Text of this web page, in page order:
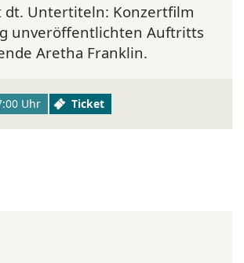
dt. Untertiteln: Konzertfilm
unveröffentlichten Auftritts
Aretha Franklin.
Uhr Ticket